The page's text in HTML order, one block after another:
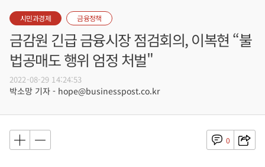
시민과경제 금융정책
금감원 긴급 금융시장 점검회의, 이복현 “불
법공매도 행위 엄정 처벌"
2022-08-29 14:24:53
박소망 기자 - hope@businesspost.co.kr
0